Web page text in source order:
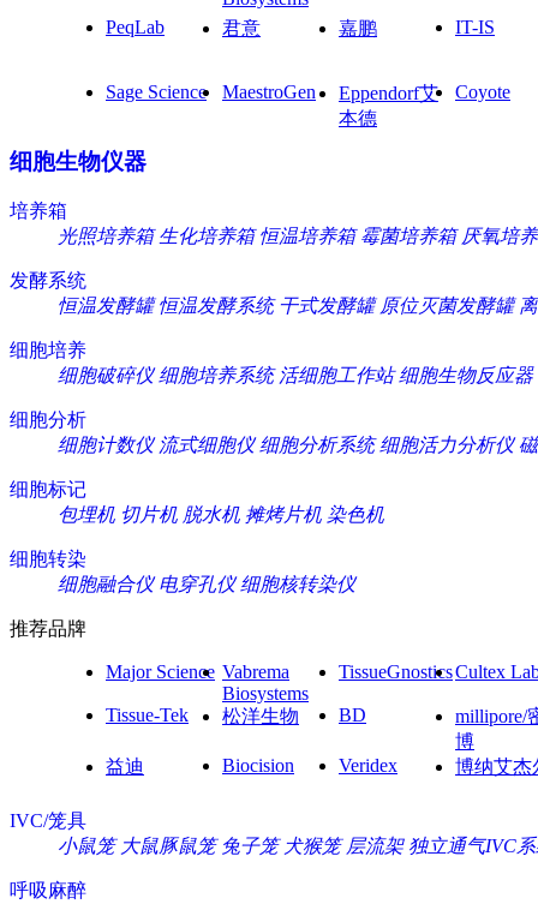
PeqLab
君意 嘉鹏 IT-IS
Sage Science MaestroGen
Eppendorf艾
本德
Coyote
细胞生物仪器
培养箱
光照培养箱 生化培养箱 恒温培养箱 霉菌培养箱 厌氧培
发酵系统
恒温发酵罐 恒温发酵系统 干式发酵罐 原位灭菌发酵罐
细胞培养
细胞破碎仪 细胞培养系统 活细胞工作站 细胞生物反应器
细胞分析
细胞计数仪 流式细胞仪 细胞分析系统 细胞活力分析仪
细胞标记
包埋机 切片机 脱水机 摊烤片机 染色机
细胞转染
细胞融合仪 电穿孔仪 细胞核转染仪
推荐品牌
Major Science Vabrema
Biosystems
TissueGnosticsCultex
Tissue-Tek 松洋生物 BD
millipore/
博
益迪
Biocision Veridex 博纳艾杰
IVC/笼具
小鼠笼 大鼠豚鼠笼 兔子笼 犬猴笼 层流架 独立通气IVC
呼吸麻醉